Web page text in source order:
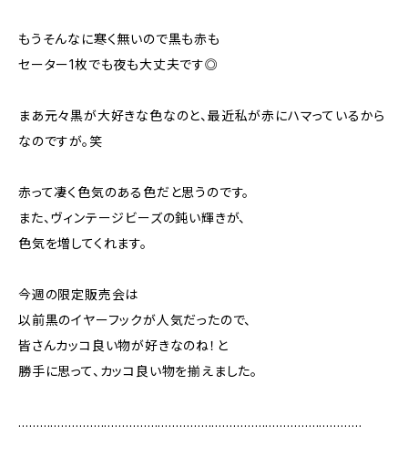
もうそんなに寒く無いので黒も赤も
セーター1枚でも夜も大丈夫です◎
まあ元々黒が大好きな色なのと、最近私が赤にハマっているから
なのですが。笑
赤って凄く色気のある色だと思うのです。
また、ヴィンテージビーズの鈍い輝きが、
色気を増してくれます。
今週の限定販売会は
以前黒のイヤーフックが人気だったので、
皆さんカッコ良い物が好きなのね！と
勝手に思って、カッコ良い物を揃えました。
……………………………………………………………………………………